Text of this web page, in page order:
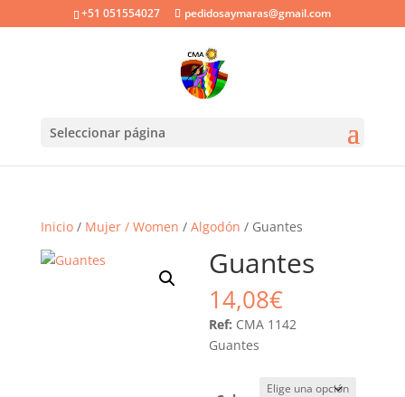
+51 051554027 pedidosaymaras@gmail.com
Seleccionar página
Inicio/ Mujer / Women / Algodón / Guantes
Guantes
14,08€
Ref: CMA 1142
Guantes